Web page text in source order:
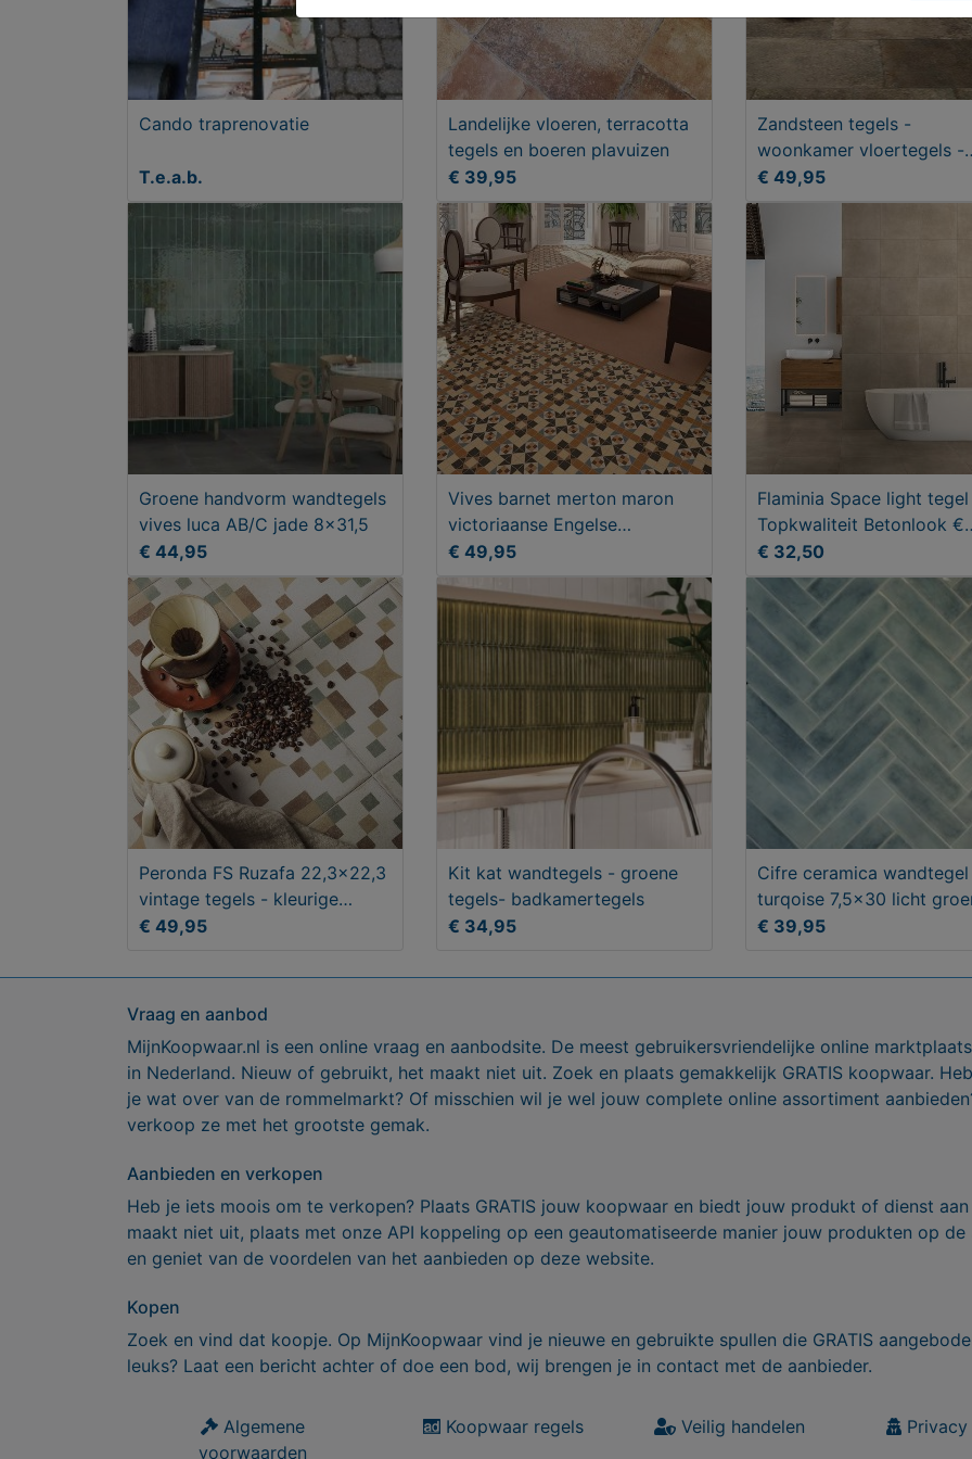
Cando traprenovatie
T.e.a.b.
Landelijke vloeren, terracotta
tegels en boeren plavuizen
€ 39,95
Zandsteen tegels -
woonkamer vloertegels -
landelijke tegels
€ 49,95
Groene handvorm wandtegels
vives luca AB/C jade 8x31,5
€ 44,95
Vives barnet merton maron
victoriaanse Engelse
patroontegel
€ 49,95
Flaminia Space light tegel
Topkwaliteit Betonlook €
32,50
€ 32,50
Peronda FS Ruzafa 22,3x22,3
vintage tegels - kleurige
tegels
€ 49,95
Kit kat wandtegels - groene
tegels- badkamertegels
€ 34,95
Cifre ceramica
turqoise 7,5x30 licht
€ 39,95
Vraag en aanbod
MijnKoopwaar.nl is een online vraag en aanbodsite. De meest gebruikersvriendelijke online
in Nederland. Nieuw of gebruikt, het maakt niet uit. Zoek en plaats gemakkelijk GRATIS koopwaar.
je wat over van de rommelmarkt? Of misschien wil je wel jouw complete online assortiment
verkoop ze met het grootste gemak.
Aanbieden en verkopen
Heb je iets moois om te verkopen? Plaats GRATIS jouw koopwaar en biedt jouw produkt of dienst
maakt niet uit, plaats met onze API koppeling op een geautomatiseerde manier jouw produkten op
en geniet van de voordelen van het aanbieden op deze website.
Kopen
Zoek en vind dat koopje. Op MijnKoopwaar vind je nieuwe en gebruikte spullen die GRATIS
leuks? Laat een bericht achter of doe een bod, wij brengen je in contact met de aanbieder.
Algemene
voorwaarden
Koopwaar regels Veilig handelen